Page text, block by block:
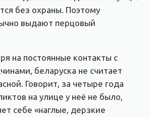
без охраны. Поэтому
выдают перцовый
на постоянные контакты с
беларуска не считает
Говорит, за четыре года
на улице у неё не было,
себе «наглые, дерзкие